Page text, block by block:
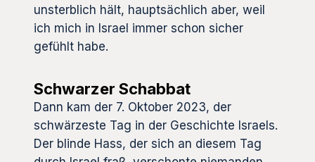
unsterblich hält, hauptsächlich aber, weil
ich mich in Israel immer schon sicher
gefühlt habe.
Schwarzer Schabbat
Dann kam der 7. Oktober 2023, der
schwärzeste Tag in der Geschichte Israels.
Der blinde Hass, der sich an diesem Tag